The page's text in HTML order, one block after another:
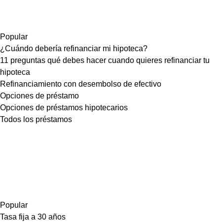
Popular
¿Cuándo debería refinanciar mi hipoteca?
11 preguntas qué debes hacer cuando quieres refinanciar tu
hipoteca
Refinanciamiento con desembolso de efectivo
Opciones de préstamo
Opciones de préstamos hipotecarios
Todos los préstamos
Popular
Tasa fija a 30 años